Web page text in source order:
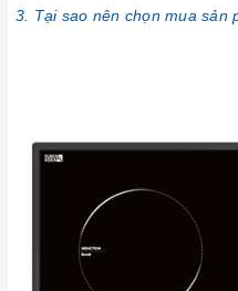
3. Tại sao nên chọn mua sản